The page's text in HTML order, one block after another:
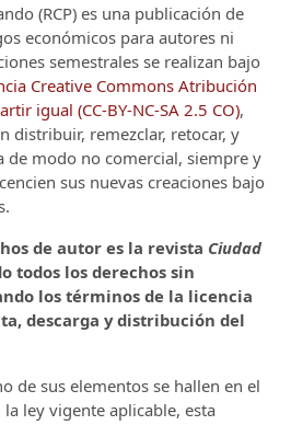
(RCP) es una publicación de
económicos para autores ni
semestrales se realizan bajo
Creative Commons Atribución
igual (CC-BY-NC-SA 2.5 CO),
distribuir, remezclar, retocar, y
de modo no comercial, siempre y
sus nuevas creaciones bajo
de autor es la revista Ciudad
todos los derechos sin
los términos de la licencia
descarga y distribución del
de sus elementos se hallen en el
ley vigente aplicable, esta